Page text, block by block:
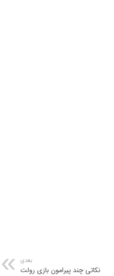
بعدی
نکاتی چند پیرامون بازی رولت